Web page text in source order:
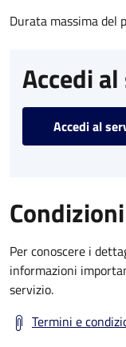
Durata massima del
Accedi
Accedi al
Per conoscere i
informazioni
servizio.
Termini e